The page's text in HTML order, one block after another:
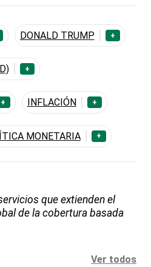
DONALD TRUMP +
+
+ INFLACIÓN +
MONETARIA +
que extienden el
de la cobertura basada
Ver todos